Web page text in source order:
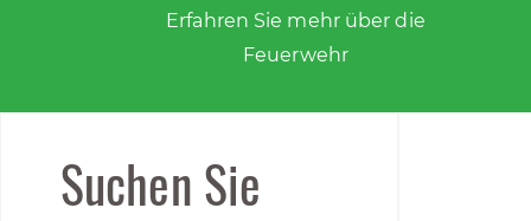
Erfahren Sie mehr über die
Feuerwehr
Suchen Sie